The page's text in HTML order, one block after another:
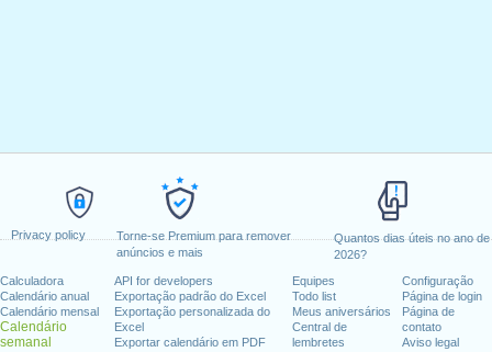
Privacy policy
Torne-se Premium para remover
anúncios e mais
Quantos dias úteis no ano de
2026?
Calculadora
Calendário anual
Calendário mensal
Calendário
semanal
API for developers
Exportação padrão do Excel
Exportação personalizada do
Excel
Exportar calendário em PDF
Equipes
Todo list
Meus aniversários
Central de
lembretes
Configuração
Página de login
Página de
contato
Aviso legal